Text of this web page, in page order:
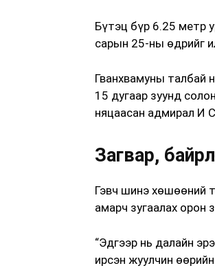
Бүтэц бүр 6.25 метр
сарын 25-ны өдрийг
Гванхвамуны талбай
15 дугаар зуунд
няцаасан адмирал И
Загвар,
Гэвч шинэ хөшөөний
амарч зугаалах орон
“Эдгээр нь далайн
ирсэн жуулчин